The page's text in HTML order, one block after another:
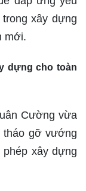
xây dựng
mới.
dựng cho toàn
Cường vừa
tháo gỡ vướng
xây dựng